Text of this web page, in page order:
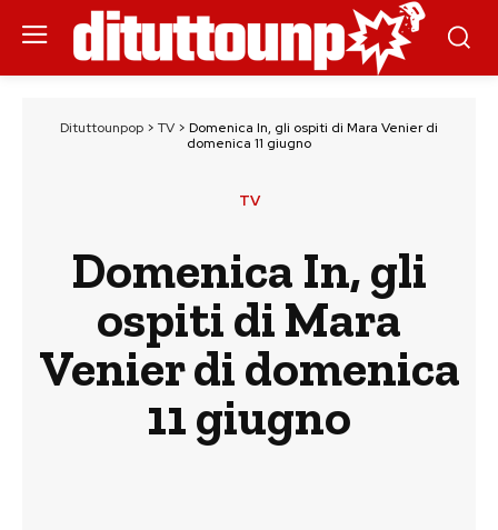
Dituttounpop > TV > Domenica In, gli ospiti di Mara Venier di
domenica 11 giugno
TV
Domenica In, gli
ospiti di Mara
Venier di domenica
11 giugno